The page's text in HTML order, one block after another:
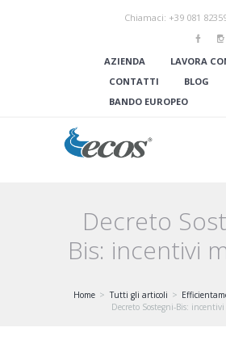
Chiamaci: +39 081
AZIENDA
LAVORA
CONTATTI
BLOG
BANDO EUROPEO
Decreto
Bis: incentivi
Home Tutti gli articoli
Decreto Sostegni-Bis: